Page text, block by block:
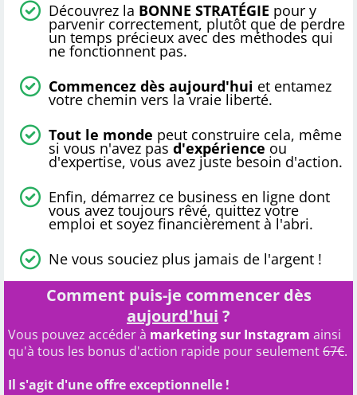
Découvrez la BONNE STRATÉGIE pour y
parvenir correctement, plutôt que de perdre
un temps précieux avec des méthodes qui
ne fonctionnent pas.
Commencez dès aujourd'hui et entamez
votre chemin vers la vraie liberté.
Tout le monde peut construire cela, même
si vous n'avez pas d'expérience ou
d'expertise, vous avez juste besoin d'action.
Enfin, démarrez ce business en ligne dont
vous avez toujours rêvé, quittez votre
emploi et soyez financièrement à l'abri.
Ne vous souciez plus jamais de l'argent !
Comment puis-je commencer dès
aujourd'hui ?
Vous pouvez accéder à marketing sur Instagram ainsi
qu'à tous les bonus d'action rapide pour seulement67€.
Il s'agit d'une offre exceptionnelle !